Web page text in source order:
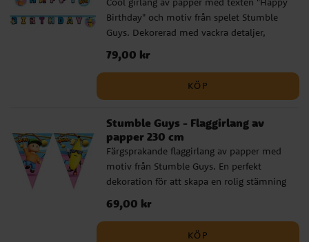
Birthday" och motiv från spelet Stumble
Guys. Dekorerad med vackra detaljer,
inspirerade av den färgglada världen.
Perfekt för att skapa en festlig stämning
vid födelsedagsfirandet! Girlangen är 2
Pris:79,00 kr
79,00 kr
KÖP
Stumble Guys - Flaggirlang av
papper 230 cm
Färgsprakande flaggirlang av papper med
motiv från Stumble Guys. En perfekt
dekoration för att skapa en rolig stämning
på kalaset! Girlangen är ca 2,3 meter lång
och varje vimpel är ca 24,5 cm hög.
Pris :69,00 kr
69,00 kr
KÖP